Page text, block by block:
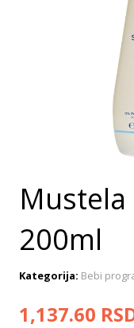
200ml
Kategorija: Bebi
1,137.60